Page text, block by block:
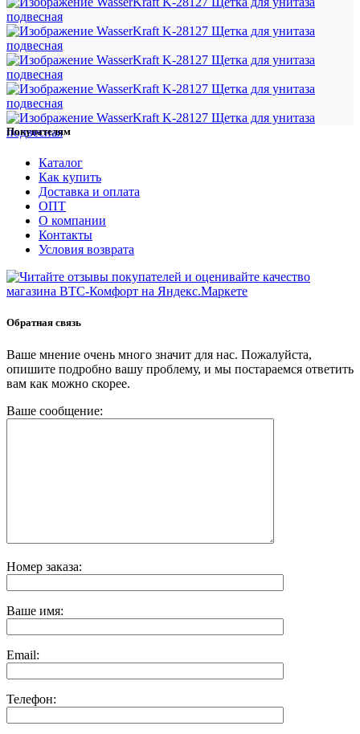
Покупателям
Каталог
Как купить
Доставка и оплата
ОПТ
О компании
Контакты
Условия возврата
Обратная связь
Ваше мнение очень много значит для нас. Пожалуйста,
опишите подробно вашу проблему, и мы постараемся ответить
вам как можно скорее.
Ваше сообщение:
Номер заказа:
Ваше имя:
Email:
Телефон: